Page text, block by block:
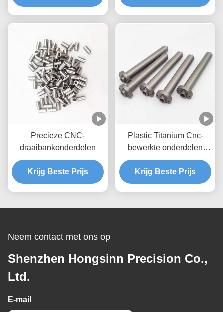
machines
CNC-draaionderdelen
Precieze CNC-
draaibankonderdelen
Krijg Beste Prijs
Plastic Titanium Cnc-
bewerkte onderdelen
Producten
Krijg Beste Prijs
Neem contact met ons op
Shenzhen Hongsinn Precision Co.,
Ltd.
E-mail